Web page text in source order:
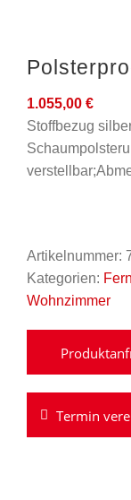
1.055,00 €
Stoffbezug
Artikelnummer:
Kategorien:
Wohnzimmer
Termin